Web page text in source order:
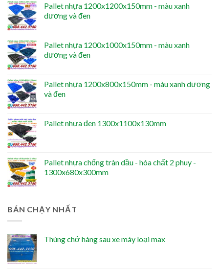
Pallet nhựa 1200x1200x150mm - màu xanh
dương và đen
Pallet nhựa 1200x1000x150mm - màu xanh
dương và đen
Pallet nhựa 1200x800x150mm - màu xanh dương
và đen
Pallet nhựa đen 1300x1100x130mm
Pallet nhựa chống tràn dầu - hóa chất 2 phuy -
1300x680x300mm
BÁN CHẠY NHẤT
Thùng chở hàng sau xe máy loại max